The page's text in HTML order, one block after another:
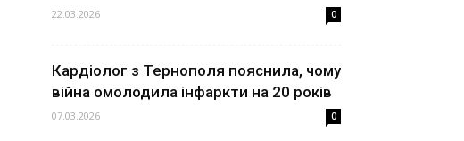
22.03.2026 0
Кардіолог з Тернополя пояснила, чому
війна омолодила інфаркти на 20 років
07.03.2026 0